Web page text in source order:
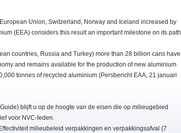
Union, Switzerland, Norway and Iceland increased by
(EEA) considers this result an important milestone on its path
countries, Russia and Turkey) more than 28 billion cans have
and remains available for the production of new aluminium
tonnes of recycled aluminium (Persbericht EAA, 21 januari
blijft u op de hoogte van de eisen die op milieugebied
voor NVC-leden.
milieubeleid verpakkingen en verpakkingsafval (7